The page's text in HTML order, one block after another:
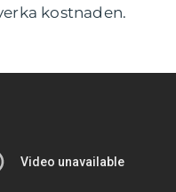
kostnaden.